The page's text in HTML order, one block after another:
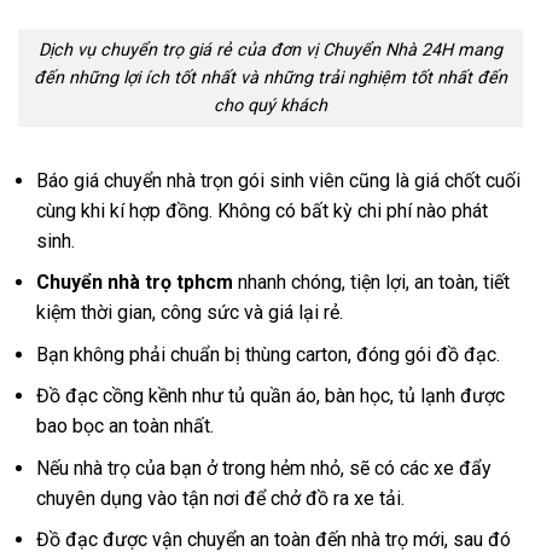
Dịch vụ chuyển trọ giá rẻ của đơn vị Chuyển Nhà 24H mang
đến những lợi ích tốt nhất và những trải nghiệm tốt nhất đến
cho quý khách
Báo giá chuyển nhà trọn gói sinh viên cũng là giá chốt cuối
cùng khi kí hợp đồng. Không có bất kỳ chi phí nào phát
sinh.
Chuyển nhà trọ tphcm nhanh chóng, tiện lợi, an toàn, tiết
kiệm thời gian, công sức và giá lại rẻ.
Bạn không phải chuẩn bị thùng carton, đóng gói đồ đạc.
Đồ đạc cồng kềnh như tủ quần áo, bàn học, tủ lạnh được
bao bọc an toàn nhất.
Nếu nhà trọ của bạn ở trong hẻm nhỏ, sẽ có các xe đẩy
chuyên dụng vào tận nơi để chở đồ ra xe tải.
Đồ đạc được vận chuyển an toàn đến nhà trọ mới, sau đó